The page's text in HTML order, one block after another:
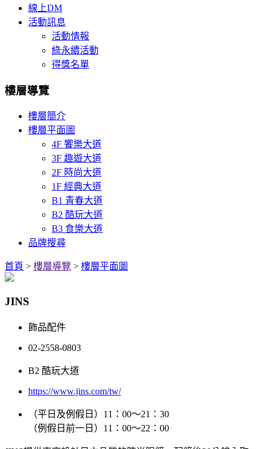
線上DM
活動訊息
活動情報
綠永續活動
得獎名單
樓層導覽
樓層簡介
樓層平面圖
4F 饗樂大道
3F 趣遊大道
2F 時尚大道
1F 經典大道
B1 青春大道
B2 酷玩大道
B3 食樂大道
品牌搜尋
首頁 > 樓層導覽 > 樓層平面圖
JINS
飾品配件
02-2558-0803
B2 酷玩大道
https://www.jins.com/tw/
（平日及例假日）11：00～21：30
（例假日前一日）11：00～22：00